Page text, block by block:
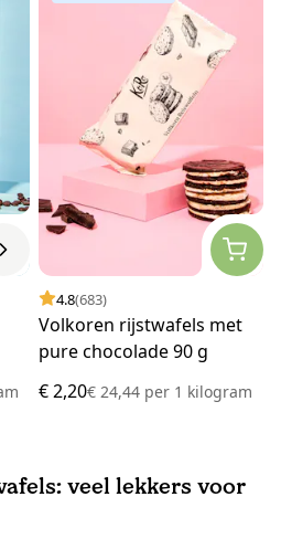
4.8(683)
Volkoren rijstwafels met
pure chocolade 90 g
€ 2,20€ 24,44 per 1 kilogram
veel lekkers voor